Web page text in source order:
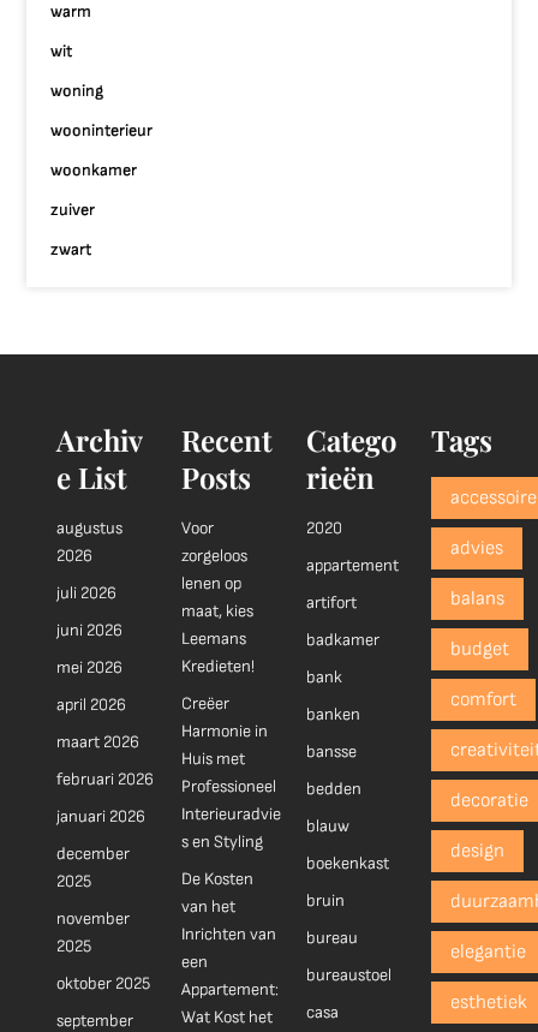
warm
wit
woning
wooninterieur
woonkamer
zuiver
zwart
Archiv
e List
augustus
2026
juli 2026
juni 2026
mei 2026
april 2026
maart 2026
februari 2026
januari 2026
december
2025
november
2025
oktober 2025
september
Recent
Posts
Voor
zorgeloos
lenen op
maat, kies
Leemans
Kredieten!
Creëer
Harmonie in
Huis met
Professioneel
Interieuradvie
s en Styling
De Kosten
van het
Inrichten van
een
Appartement:
Wat Kost het
Catego
rieën
2020
appartement
artifort
badkamer
bank
banken
bansse
bedden
blauw
boekenkast
bruin
bureau
bureaustoel
casa
Tags
advies
balans
budget
comfort
decoratie
design
elegantie
esthetiek